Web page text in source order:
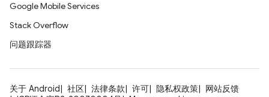
Google Mobile Services
Stack Overflow
问题跟踪器
关于 Android 社区 法律条款 许可 隐私权政策
网站反馈